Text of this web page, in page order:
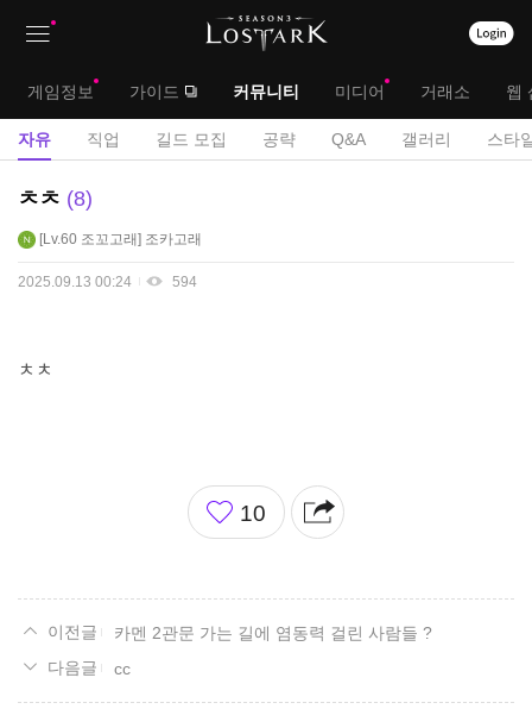
대
메
게임정보 가이드 커뮤니티 미디어 거래소 웹
서
자유 직업 길드 모집 공략 Q&A 갤러리 스타
자
게
ㅊㅊ 8
Lv.60 조꼬고래 조카고래
2025.09.13 00:24 594
ㅊㅊ
좋
아
10
카멘 2관문 가는 길에 염동력 걸린 사람들 ?
cc